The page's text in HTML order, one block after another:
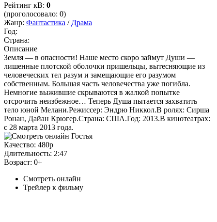
Рейтинг кВ: 0
(проголосовало: 0)
Жанр: Фантастика / Драма
Год:
Страна:
Описание
Земля — в опасности! Наше место скоро займут Души —
лишенные плотской оболочки пришельцы, вытесняющие из
человеческих тел разум и замещающие его разумом
собственным. Большая часть человечества уже погибла.
Немногие выжившие скрываются в жалкой попытке
отсрочить неизбежное… Теперь Душа пытается захватить
тело юной Мелани.Режиссер: Эндрю Никкол.В ролях: Сирша
Ронан, Дайан Крюгер.Страна: США.Год: 2013.В кинотеатрах:
с 28 марта 2013 года.
Качество: 480p
Длительность: 2:47
Возраст: 0+
Смотреть онлайн
Трейлер к фильму